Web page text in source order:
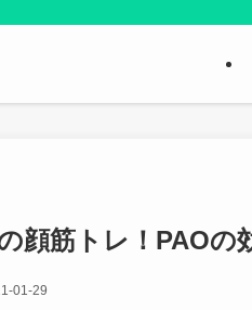
顔筋トレ！PAOの
01-29